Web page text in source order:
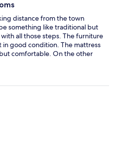
distance from the town
something like traditional but
all those steps. The furniture
in good condition. The mattress
comfortable. On the other
and helpful. Lastly the
variety and quality.